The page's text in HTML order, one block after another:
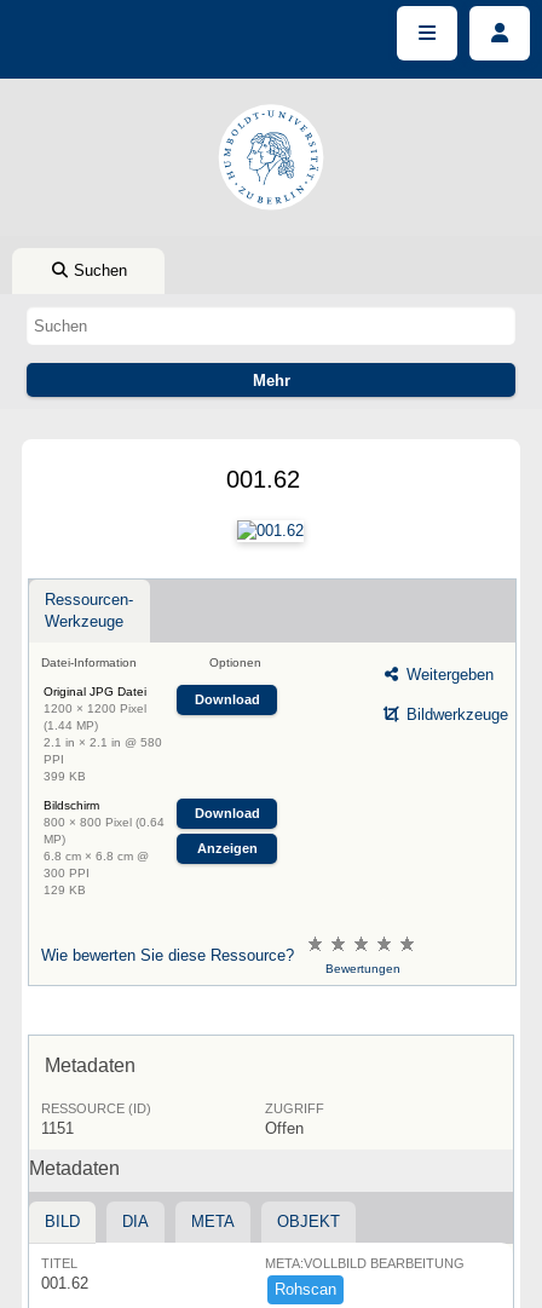
Suchen
001.62
Ressourcen-
Werkzeuge
Datei-Information Optionen
Original JPG Datei
1200 × 1200 Pixel
(1.44 MP)
2.1 in × 2.1 in @ 580
PPI
399 KB
Download
Bildschirm
800 × 800 Pixel (0.64
MP)
6.8 cm × 6.8 cm @
300 PPI
129 KB
Download
Anzeigen
Weitergeben
Bildwerkzeuge
Wie bewerten Sie diese Ressource?
Bewertungen
Metadaten
RESSOURCE (ID)
1151
ZUGRIFF
Offen
Metadaten
BILD DIA META OBJEKT
TITEL
001.62
META:VOLLBILD BEARBEITUNG
Rohscan